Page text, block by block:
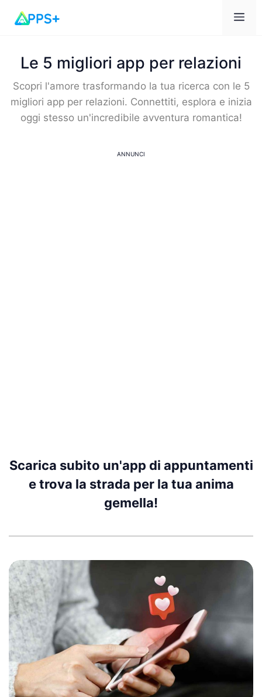
Le 5 migliori app per relazioni
Scopri l'amore trasformando la tua ricerca con le 5
migliori app per relazioni. Connettiti, esplora e inizia
oggi stesso un'incredibile avventura romantica!
ANNUNCI
Scarica subito un'app di appuntamenti
e trova la strada per la tua anima
gemella!